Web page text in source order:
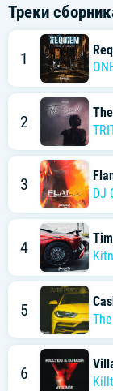
Треки
1
2
3
DJ
4
5
6